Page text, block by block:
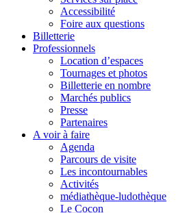
Accessibilité
Foire aux questions
Billetterie
Professionnels
Location d’espaces
Tournages et photos
Billetterie en nombre
Marchés publics
Presse
Partenaires
A voir à faire
Agenda
Parcours de visite
Les incontournables
Activités
médiathèque-ludothèque
Le Cocon